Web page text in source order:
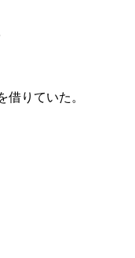
りていた。